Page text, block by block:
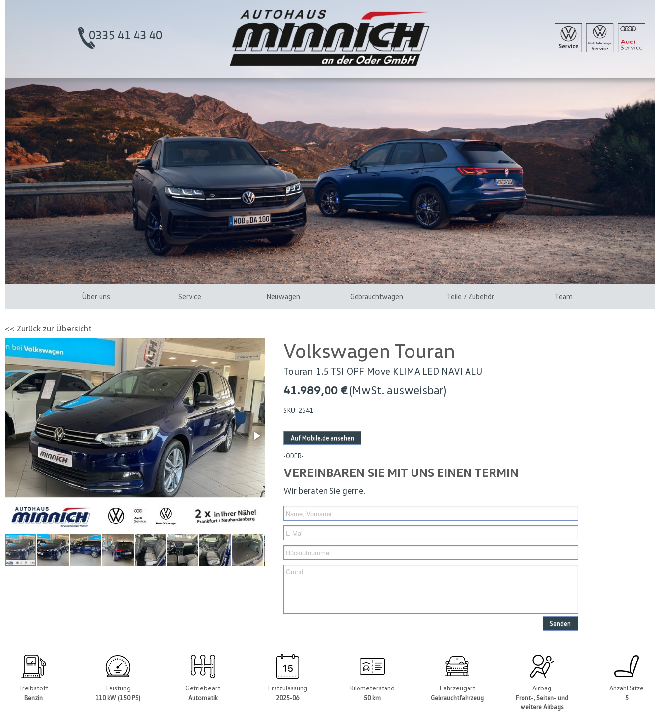
Über uns Service Neuwagen Gebrauchtwagen Teile / Zubehör Team
<< Zurück zur Übersicht
Volkswagen Touran
Touran 1.5 TSI OPF Move KLIMA LED NAVI ALU
41.989,00 €(MwSt. ausweisbar)
SKU: 2541
Auf Mobile.de ansehen
-ODER-
VEREINBAREN SIE MIT UNS EINEN TERMIN
Wir beraten Sie gerne.
Senden
Treibstoff
Benzin
Leistung
110 kW (150 PS)
Getriebeart
Automatik
Erstzulassung
2025-06
Kilometerstand
50 km
Fahrzeugart
Gebrauchtfahrzeug
Airbag
Front-, Seiten- und
weitere Airbags
Anzahl Sitze
5